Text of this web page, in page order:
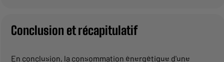
Conclusion et récapitulatif
En conclusion, la consommation énergétique d'une